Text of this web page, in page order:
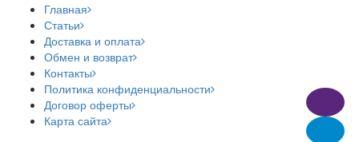
Главная
Статьи
Доставка и оплата
Обмен и возврат
Контакты
Политика конфиденциальности
Договор оферты
Карта сайта